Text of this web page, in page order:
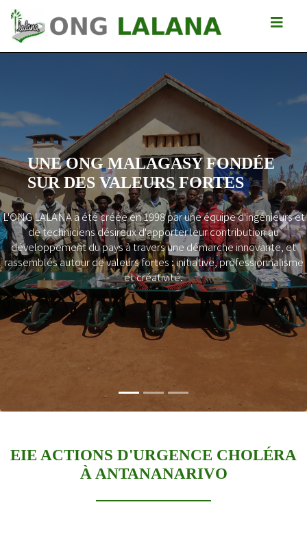
UNE ONG MALAGASY FONDÉE
SUR DES VALEURS FORTES
L'ONG LALANA a été créée en 1998 par une équipe d'ingénieurs et
de techniciens désireux d'apporter leur contribution au
développement du pays à travers une démarche innovante, et
rassemblés autour de valeurs fortes : initiative, professionnalisme
et créativité.
Previous Next
EIE ACTIONS D'URGENCE CHOLÉRA
À ANTANANARIVO